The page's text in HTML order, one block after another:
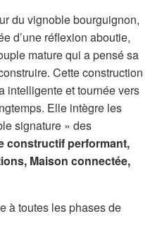
du vignoble bourguignon,
d’une réflexion aboutie,
mature qui a pensé sa
Cette construction
intelligente et tournée vers
Elle intègre les
signature » des
constructif performant,
Maison connectée,
à toutes les phases de